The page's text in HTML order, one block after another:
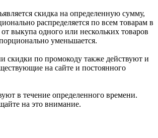
скидка на определенную сумму,
распределяется по всем товарам в
от выкупа одного или нескольких товаров
уменьшается.
скидки по промокоду также действуют и
на сайте и постоянного
в течение определенного времени.
на это внимание.